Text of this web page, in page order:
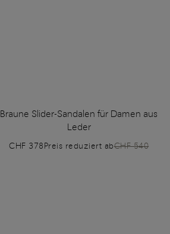
Braune Slider-Sandalen für Damen aus
Leder
CHF 378Preis reduziert abCHF 540